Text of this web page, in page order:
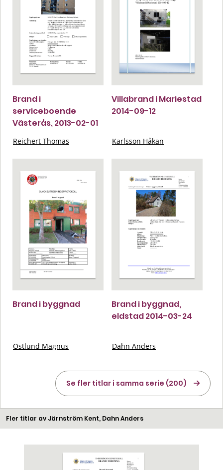
Brand i
serviceboende
Västerås, 2013-02-01
Reichert Thomas
Villabrand i Mariestad
2014-09-12
Karlsson Håkan
Brand i byggnad
Östlund Magnus
Brand i byggnad,
eldstad 2014-03-24
Dahn Anders
Se fler titlar i samma serie (200)
Fler titlar av Järnström Kent, Dahn Anders